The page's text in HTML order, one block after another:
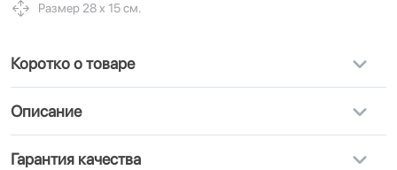
Размер 28 х 15 см.
Коротко о товаре
Описание
Гарантия качества